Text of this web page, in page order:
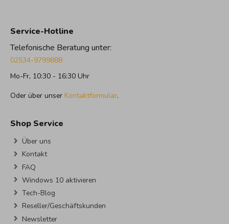
Service-Hotline
Telefonische Beratung unter:
02534-9799888
Mo-Fr, 10:30 - 16:30 Uhr
Oder über unser Kontaktformular.
Shop Service
Über uns
Kontakt
FAQ
Windows 10 aktivieren
Tech-Blog
Reseller/Geschäftskunden
Newsletter